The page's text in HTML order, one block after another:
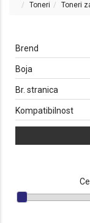
Toneri
Toneri
Brend
Boja
Br. stranica
Kompatibilnost